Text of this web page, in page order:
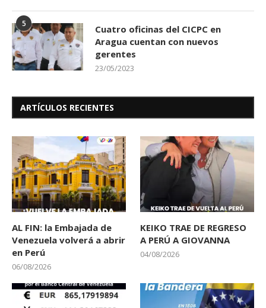
5
Cuatro oficinas del CICPC en
Aragua cuentan con nuevos
gerentes
23/05/2023
ARTÍCULOS RECIENTES
AL FIN: la Embajada de
Venezuela volverá a abrir
en Perú
06/08/2026
KEIKO TRAE DE REGRESO
A PERÚ A GIOVANNA
04/08/2026